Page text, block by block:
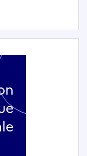
CHEF DE